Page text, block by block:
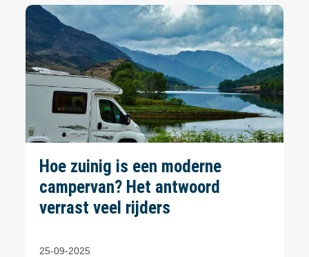
duurzamere toekomst.
Hoe zuinig is een moderne
campervan? Het antwoord
verrast veel rijders
25-09-2025